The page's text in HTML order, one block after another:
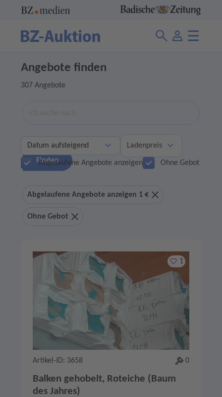
Angebote finden
307 Angebote
Finden
Ladenpreis
Abgelaufene Angebote anzeigen Ohne Gebot
Abgelaufene Angebote anzeigen 1 €
Ohne Gebot
Merken
1
Artikel-ID: 3658 0
Balken gehobelt, Roteiche (Baum
des Jahres)